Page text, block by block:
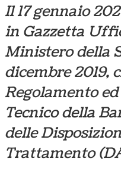
Il 17 gennaio
in Gazzetta
Ministero della
dicembre 2019,
Regolamento
Tecnico della
delle
Trattamento